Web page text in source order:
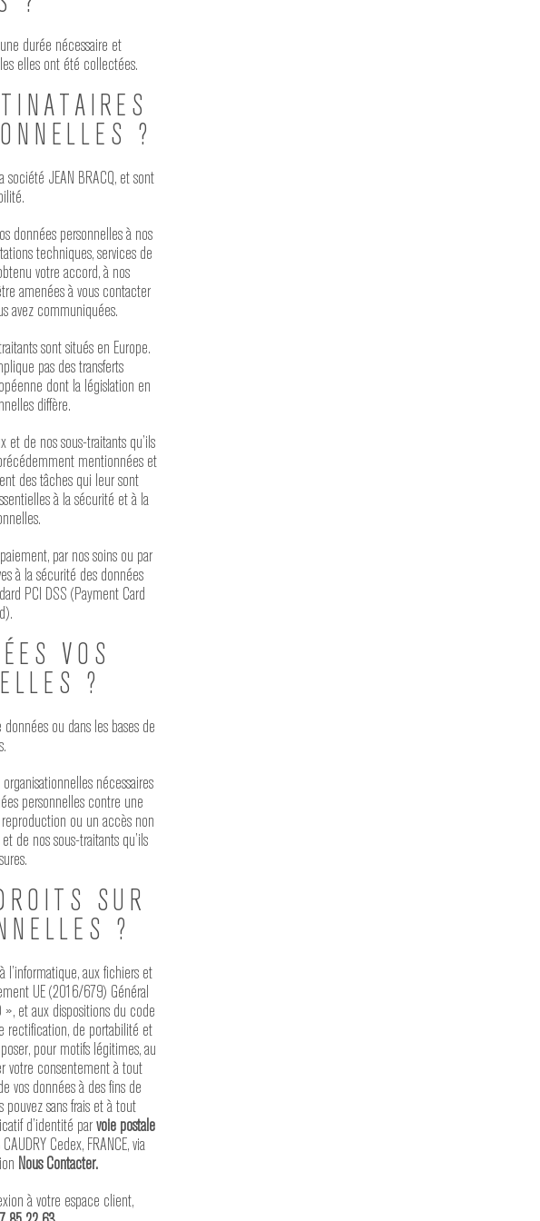
durée nécessaire et
elles ont été collectées.
?
JEAN BRACQ, et sont
données personnelles à nos
techniques, services de
votre accord, à nos
amenées à vous contacter
avez communiquées.
sont situés en Europe.
pas des transferts
dont la législation en
diffère.
de nos sous-traitants qu’ils
mentionnées et
des tâches qui leur sont
à la sécurité et à la
par nos soins ou par
à la sécurité des données
PCI DSS (Payment Card
VOS
?
ou dans les bases de
nécessaires
personnelles contre une
ou un accès non
de nos sous-traitants qu’ils
SUR
?
aux fichiers et
UE (2016/679) Général
et aux dispositions du code
rectification, de portabilité et
pour motifs légitimes, au
votre consentement à tout
vos données à des fins de
sans frais et à tout
d’identité parvoie postale
Cedex, FRANCE, via
Nous Contacter.
à votre espace client,